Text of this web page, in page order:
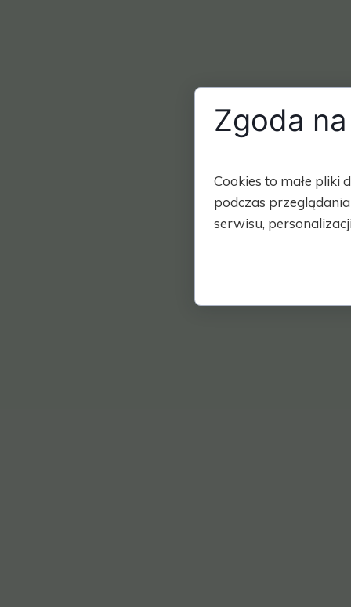
Zgoda
Cookies to małe pliki
podczas
serwisu,